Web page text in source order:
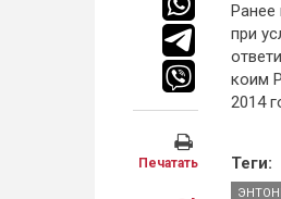
Печатать
Ранее
при
коим
2014
Теги: